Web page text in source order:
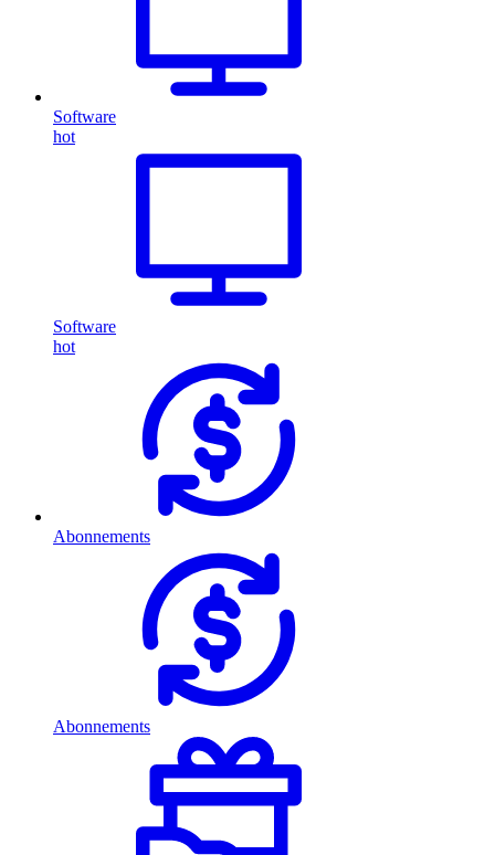
Software
hot
Software
hot
Abonnements
Abonnements